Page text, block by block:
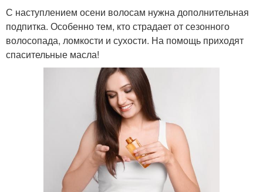
С наступлением осени волосам нужна дополнительная
подпитка. Особенно тем, кто страдает от сезонного
волосопада, ломкости и сухости. На помощь приходят
спасительные масла!